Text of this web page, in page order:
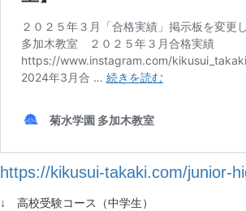
https://kikusui-takaki.com/junior-
↓ 高校受験コース（中学生）